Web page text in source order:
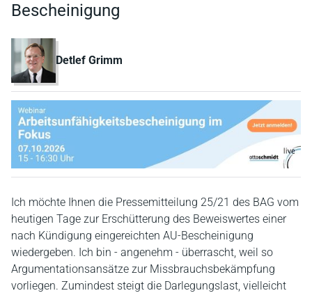
Bescheinigung
Detlef Grimm
Ich möchte Ihnen die Pressemitteilung 25/21 des BAG vom
heutigen Tage zur Erschütterung des Beweiswertes einer
nach Kündigung eingereichten AU-Bescheinigung
wiedergeben. Ich bin - angenehm - überrascht, weil so
Argumentationsansätze zur Missbrauchsbekämpfung
vorliegen. Zumindest steigt die Darlegungslast, vielleicht